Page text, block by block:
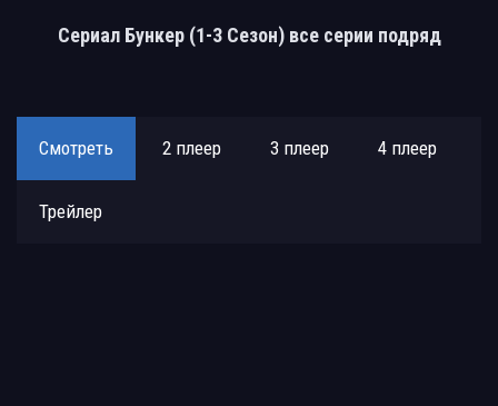
Сериал Бункер (1-3 Сезон) все серии подряд
Смотреть 2 плеер 3 плеер 4 плеер
Трейлер